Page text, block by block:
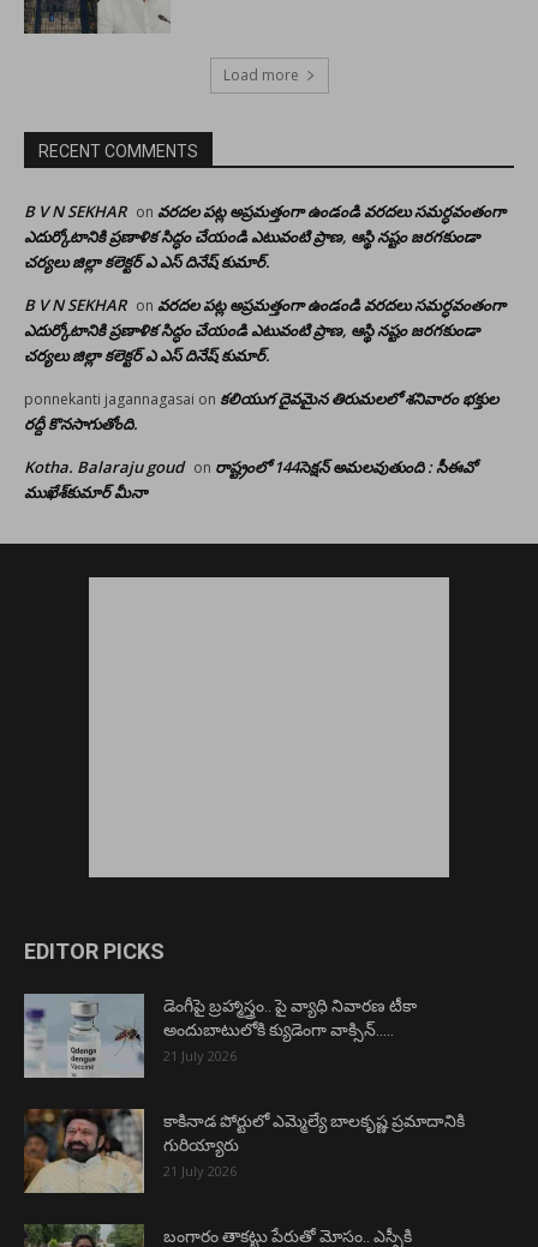
Load more
RECENT COMMENTS
B V N SEKHAR on వరదల పట్ల అప్రమత్తంగా ఉండండి వరదలు సమర్ధవంతంగా
ఎదుర్కోటానికి ప్రణాళిక సిద్ధం చేయండి ఎటువంటి ప్రాణ, ఆస్థి నష్టం జరగకుండా
చర్యలు జిల్లా కలెక్టర్ ఎ ఎస్ దినేష్ కుమార్.
B V N SEKHAR on వరదల పట్ల అప్రమత్తంగా ఉండండి వరదలు సమర్ధవంతంగా
ఎదుర్కోటానికి ప్రణాళిక సిద్ధం చేయండి ఎటువంటి ప్రాణ, ఆస్థి నష్టం జరగకుండా
చర్యలు జిల్లా కలెక్టర్ ఎ ఎస్ దినేష్ కుమార్.
ponnekanti jagannagasai on కలియుగ దైవమైన తిరుమలలో శనివారం భక్తుల
రద్దీ కొనసాగుతోంది.
Kotha. Balaraju goud on రాష్ట్రంలో 144సెక్షన్ అమలవుతుంది : సీఈవో
ముఖేశ్‌కుమార్‌ మీనా
EDITOR PICKS
డెంగీపై బ్రహ్మాస్త్రం.. పై వ్యాధి నివారణ టీకా
అందుబాటులోకి క్యుడెంగా వాక్సిన్…..
21 July 2026
కాకినాడ పోర్టులో ఎమ్మెల్యే బాలకృష్ణ ప్రమాదానికి
గురియ్యారు
21 July 2026
బంగారం తాకట్టు పేరుతో మోసం.. ఎస్పీకి